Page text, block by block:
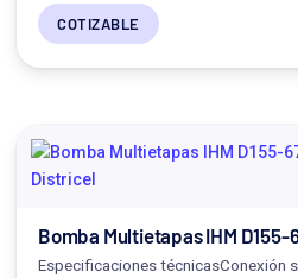
COTIZABLE
Bomba Multietapas IHM D155-
Especificaciones técnicasConexión